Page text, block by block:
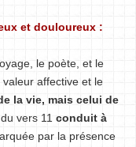
et douloureux :
le poète, et le
affective et le
la vie, mais celui de
vers 11 conduit à
par la présence